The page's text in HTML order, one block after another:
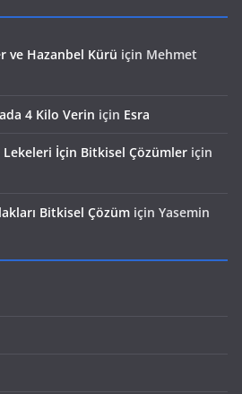
ve Hazanbel Kürü için Mehmet
4 Kilo Verin için Esra
Lekeleri İçin Bitkisel Çözümler için
Bitkisel Çözüm için Yasemin